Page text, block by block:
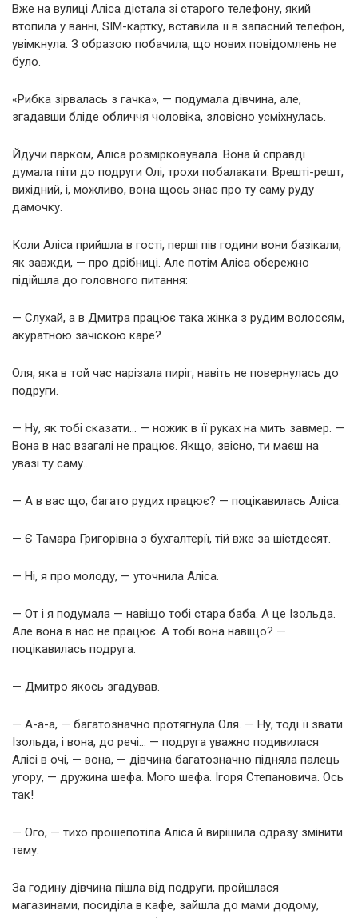
Вже на вулиці Аліса дістала зі старого телефону, який
втопила у ванні, SIM-картку, вставила її в запасний телефон,
увімкнула. З образою побачила, що нових повідомлень не
було.
«Рибка зірвалась з гачка», — подумала дівчина, але,
згадавши бліде обличчя чоловіка, зловісно усміхнулась.
Йдучи парком, Аліса розмірковувала. Вона й справді
думала піти до подруги Олі, трохи побалакати. Врешті-решт,
вихідний, і, можливо, вона щось знає про ту саму руду
дамочку.
Коли Аліса прийшла в гості, перші пів години вони базікали,
як завжди, — про дрібниці. Але потім Аліса обережно
підійшла до головного питання:
— Слухай, а в Дмитра працює така жінка з рудим волоссям,
акуратною зачіскою каре?
Оля, яка в той час нарізала пиріг, навіть не повернулась до
подруги.
— Ну, як тобі сказати… — ножик в її руках на мить завмер. —
Вона в нас взагалі не працює. Якщо, звісно, ти маєш на
увазі ту саму…
— А в вас що, багато рудих працює? — поцікавилась Аліса.
— Є Тамара Григорівна з бухгалтерії, тій вже за шістдесят.
— Ні, я про молоду, — уточнила Аліса.
— От і я подумала — навіщо тобі стара баба. А це Ізольда.
Але вона в нас не працює. А тобі вона навіщо? —
поцікавилась подруга.
— Дмитро якось згадував.
— А-а-а, — багатозначно протягнула Оля. — Ну, тоді її звати
Ізольда, і вона, до речі… — подруга уважно подивилася
Алісі в очі, — вона, — дівчина багатозначно підняла палець
угору, — дружина шефа. Мого шефа. Ігоря Степановича. Ось
так!
— Ого, — тихо прошепотіла Аліса й вирішила одразу змінити
тему.
За годину дівчина пішла від подруги, пройшлася
магазинами, посиділа в кафе, зайшла до мами додому,